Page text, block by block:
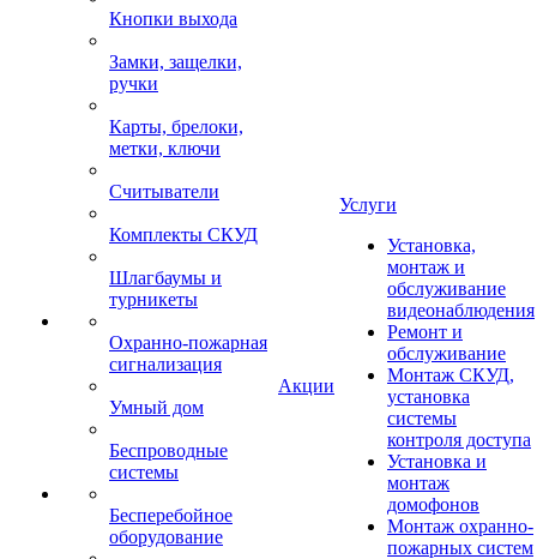
Кнопки выхода
Замки, защелки,
ручки
Карты, брелоки,
метки, ключи
Считыватели
Комплекты СКУД
Шлагбаумы и
турникеты
Охранно-пожарная
сигнализация
Умный дом
Беспроводные
системы
Бесперебойное
оборудование
Акции
Услуги
Установка,
монтаж и
обслуживание
видеонаблюдения
Ремонт и
обслуживание
Монтаж СКУД,
установка
системы
контроля доступа
Установка и
монтаж
домофонов
Монтаж охранно-
пожарных систем